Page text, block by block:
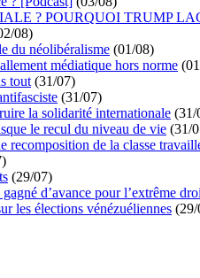
? POURQUOI TRUMP
08)
du néolibéralisme (01/08)
médiatique hors norme
tout (31/07)
(31/07)
la solidarité internationale (31/
le recul du niveau de vie (31/
recomposition de la classe
(29/07)
d’avance pour l’extrême
les élections vénézuéliennes (29/